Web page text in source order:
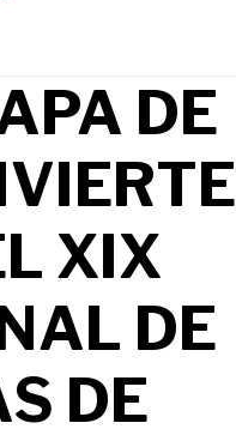
DE
XIX
DE
DE